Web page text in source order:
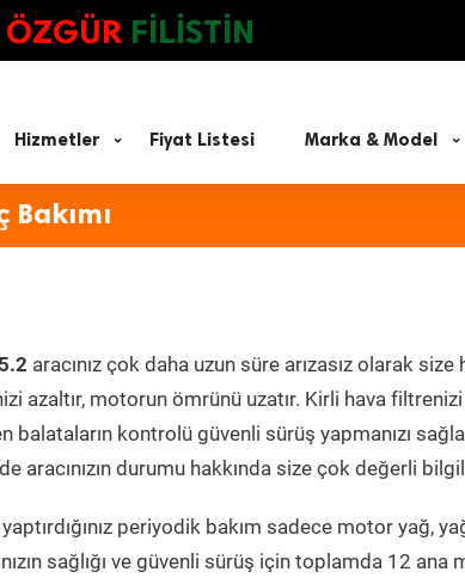
ÖZGÜR FİLİSTİN
Hizmetler Fiyat Listesi Marka & Model
Bakımı
aracınız çok daha uzun süre arızasız olarak size
azaltır, motorun ömrünü uzatır. Kirli hava filtrenizi
kontrolü güvenli sürüş yapmanızı
aracınızın durumu hakkında size çok değerli
yaptırdığınız periyodik bakım sadece motor yağ,
sağlığı ve güvenli sürüş için toplamda 12 ana